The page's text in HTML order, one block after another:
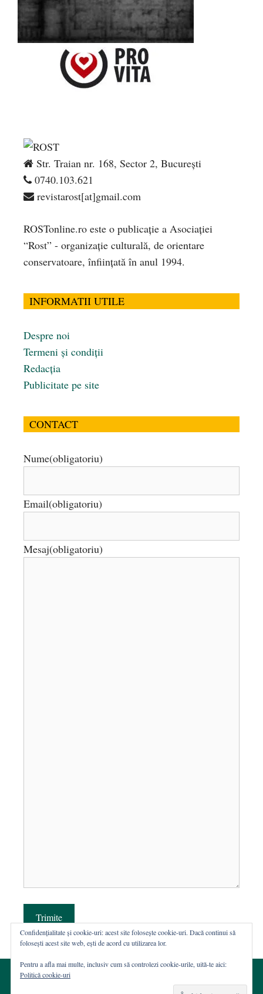
Str. Traian nr. 168, Sector 2, București
0740.103.621
revistarost[at]gmail.com
ROSTonline.ro este o publicaţie a Asociaţiei
“Rost” - organizaţie culturală, de orientare
conservatoare, înfiinţată în anul 1994.
INFORMATII UTILE
Despre noi
Termeni și condiții
Redacția
Publicitate pe site
CONTACT
Nume(obligatoriu)
Email(obligatoriu)
Mesaj(obligatoriu)
Trimite
Confidențialitate și cookie-uri: acest site folosește cookie-uri. Dacă continui să
folosești acest site web, ești de acord cu utilizarea lor.
Pentru a afla mai multe, inclusiv cum să controlezi cookie-urile, uită-te aici:
Politică cookie-uri